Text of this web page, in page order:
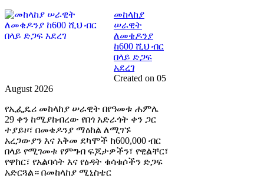
መከላከያ
ሠራዊት
ለመቄዶንያ
ከ600 ሺህ ብር
በላይ ድጋፍ
አደረገ
Created on 05
August 2026
የኢፌዴሪ መከላከያ ሠራዊት በየዓመቱ ሐምሌ
29 ቀን ከሚያከብረው የበጎ አድራጎት ቀን ጋር
ተያይዞ፣ በመቄዶንያ ማዕከል ለሚገኙ
አረጋውያን እና አቅመ ደካሞች ከ600,000 ብር
በላይ የሚገመቱ የምግብ ፍጆታዎችን፣ የዊልቸር፣
የዋከር፣ የአልባሳት እና የፅዳት ቁሳቁሶችን ድጋፍ
አድርጓል። በመከላከያ ሚኒስቴር